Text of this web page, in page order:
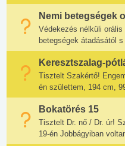
Nemi betegségek
Védekezés nélküli
betegségek átadásától
Keresztszalag-
Tisztelt Szakértő!
én születtem, 194 cm,
Bokatörés 15
Tisztelt Dr. nő / Dr. úr!
19-én Jobbágyiban